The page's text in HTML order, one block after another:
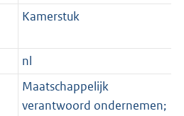
Kamerstuk
nl
Maatschappelijk
verantwoord ondernemen;